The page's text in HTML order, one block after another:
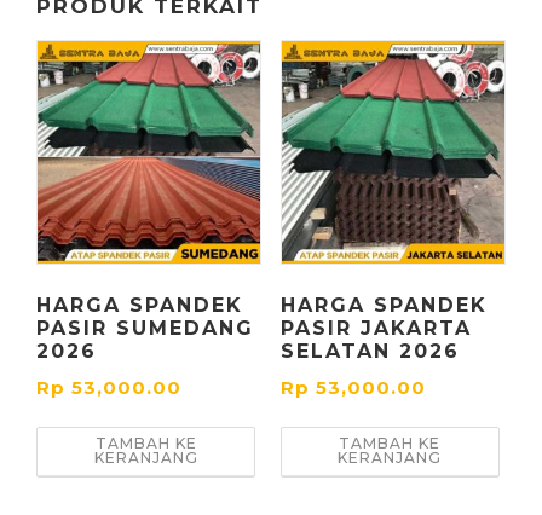
PRODUK TERKAIT
HARGA SPANDEK
PASIR SUMEDANG
2026
Rp 53,000.00
TAMBAH KE
KERANJANG
HARGA SPANDEK
PASIR JAKARTA
SELATAN 2026
Rp 53,000.00
TAMBAH KE
KERANJANG